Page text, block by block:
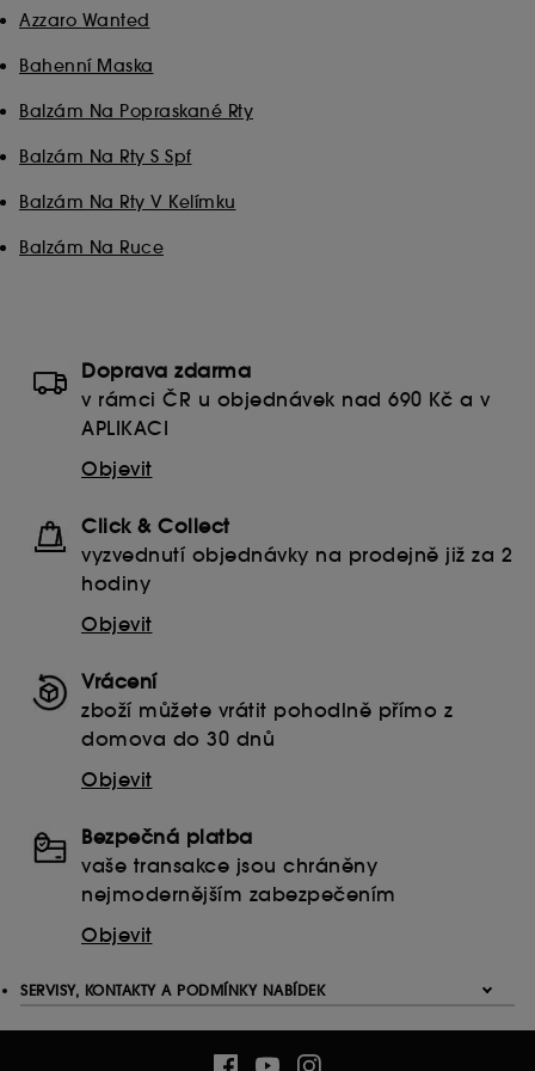
Azzaro Wanted
Bahenní Maska
Balzám Na Popraskané Rty
Balzám Na Rty S Spf
Balzám Na Rty V Kelímku
Balzám Na Ruce
Doprava zdarma
v rámci ČR u objednávek nad 690 Kč a v
APLIKACI
Objevit
Click & Collect
vyzvednutí objednávky na prodejně již za 2
hodiny
Objevit
Vrácení
zboží můžete vrátit pohodlně přímo z
domova do 30 dnů
Objevit
Bezpečná platba
vaše transakce jsou chráněny
nejmodernějším zabezpečením
Objevit
SERVISY, KONTAKTY A PODMÍNKY NABÍDEK